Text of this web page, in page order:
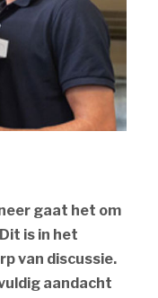
gaat het om
is in het
van discussie.
aandacht